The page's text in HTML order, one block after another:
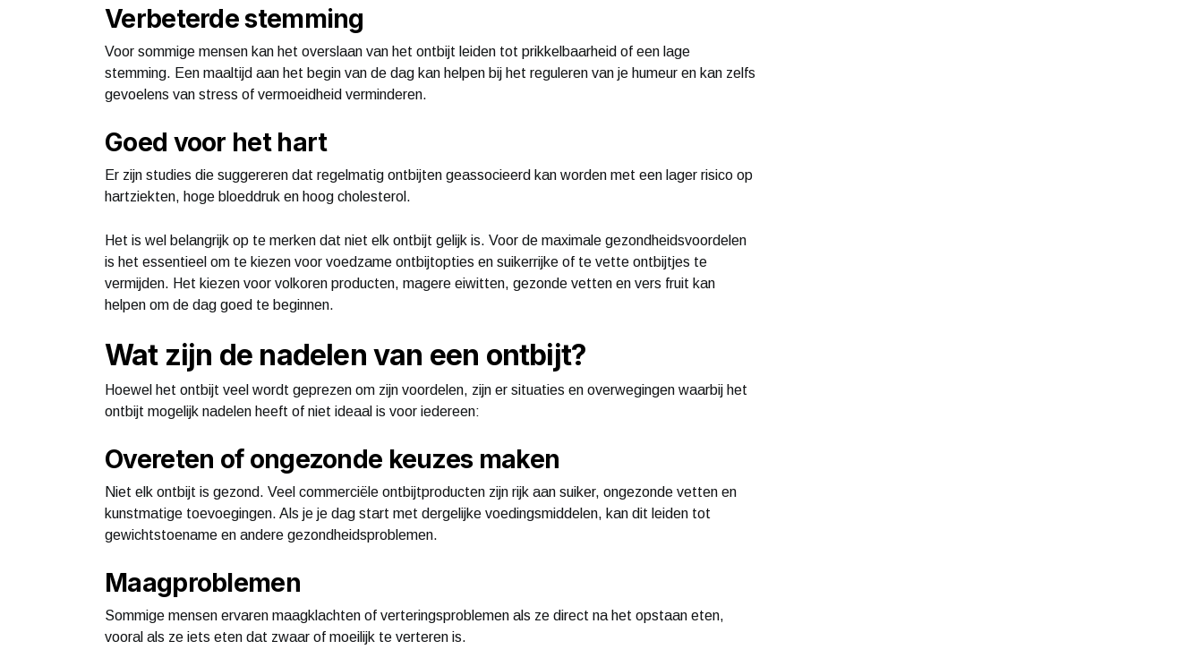
Verbeterde stemming
Voor sommige mensen kan het overslaan van het ontbijt leiden tot prikkelbaarheid of een lage
stemming. Een maaltijd aan het begin van de dag kan helpen bij het reguleren van je humeur en kan zelfs
gevoelens van stress of vermoeidheid verminderen.
Goed voor het hart
Er zijn studies die suggereren dat regelmatig ontbijten geassocieerd kan worden met een lager risico op
hartziekten, hoge bloeddruk en hoog cholesterol.
Het is wel belangrijk op te merken dat niet elk ontbijt gelijk is. Voor de maximale gezondheidsvoordelen
is het essentieel om te kiezen voor voedzame ontbijtopties en suikerrijke of te vette ontbijtjes te
vermijden. Het kiezen voor volkoren producten, magere eiwitten, gezonde vetten en vers fruit kan
helpen om de dag goed te beginnen.
Wat zijn de nadelen van een ontbijt?
Hoewel het ontbijt veel wordt geprezen om zijn voordelen, zijn er situaties en overwegingen waarbij het
ontbijt mogelijk nadelen heeft of niet ideaal is voor iedereen:
Overeten of ongezonde keuzes maken
Niet elk ontbijt is gezond. Veel commerciële ontbijtproducten zijn rijk aan suiker, ongezonde vetten en
kunstmatige toevoegingen. Als je je dag start met dergelijke voedingsmiddelen, kan dit leiden tot
gewichtstoename en andere gezondheidsproblemen.
Maagproblemen
Sommige mensen ervaren maagklachten of verteringsproblemen als ze direct na het opstaan eten,
vooral als ze iets eten dat zwaar of moeilijk te verteren is.